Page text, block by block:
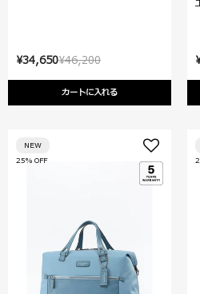
¥46,200
¥34,650
カートに入れる
25% OFF
NEW